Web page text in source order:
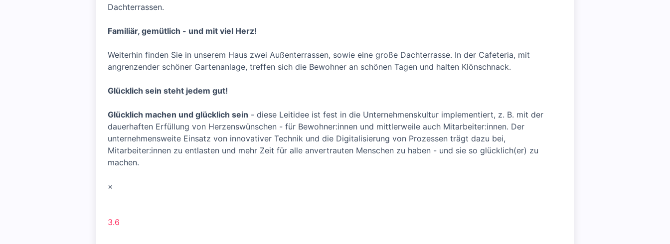
Dachterrassen.
Familiär, gemütlich - und mit viel Herz!
Weiterhin finden Sie in unserem Haus zwei Außenterrassen, sowie eine große Dachterrasse. In der Cafeteria, mit
angrenzender schöner Gartenanlage, treffen sich die Bewohner an schönen Tagen und halten Klönschnack.
Glücklich sein steht jedem gut!
Glücklich machen und glücklich sein - diese Leitidee ist fest in die Unternehmenskultur implementiert, z. B. mit der
dauerhaften Erfüllung von Herzenswünschen - für Bewohner:innen und mittlerweile auch Mitarbeiter:innen. Der
unternehmensweite Einsatz von innovativer Technik und die Digitalisierung von Prozessen trägt dazu bei,
Mitarbeiter:innen zu entlasten und mehr Zeit für alle anvertrauten Menschen zu haben - und sie so glücklich(er) zu
machen.
×
3.6